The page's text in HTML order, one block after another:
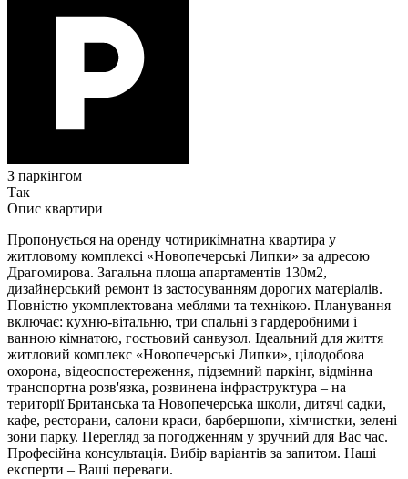
З паркінгом
Так
Опис квартири
Пропонується на оренду чотирикімнатна квартира у
житловому комплексі «Новопечерські Липки» за адресою
Драгомирова. Загальна площа апартаментів 130м2,
дизайнерський ремонт із застосуванням дорогих матеріалів.
Повністю укомплектована меблями та технікою. Планування
включає: кухню-вітальню, три спальні з гардеробними і
ванною кімнатою, гостьовий санвузол. Ідеальний для життя
житловий комплекс «Новопечерські Липки», цілодобова
охорона, відеоспостереження, підземний паркінг, відмінна
транспортна розв'язка, розвинена інфраструктура – ​​на
території Британська та Новопечерська школи, дитячі садки,
кафе, ресторани, салони краси, барбершопи, хімчистки, зелені
зони парку. Перегляд за погодженням у зручний для Вас час.
Професійна консультація. Вибір варіантів за запитом. Наші
експерти – Ваші переваги.